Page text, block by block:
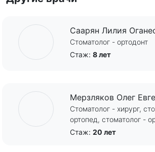
Саарян Лилия
Стоматолог - ортодонт
Стаж: 8 лет
Мерзляков Олег
Стоматолог - хирург,
ортопед, стоматолог -
Стаж: 20 лет